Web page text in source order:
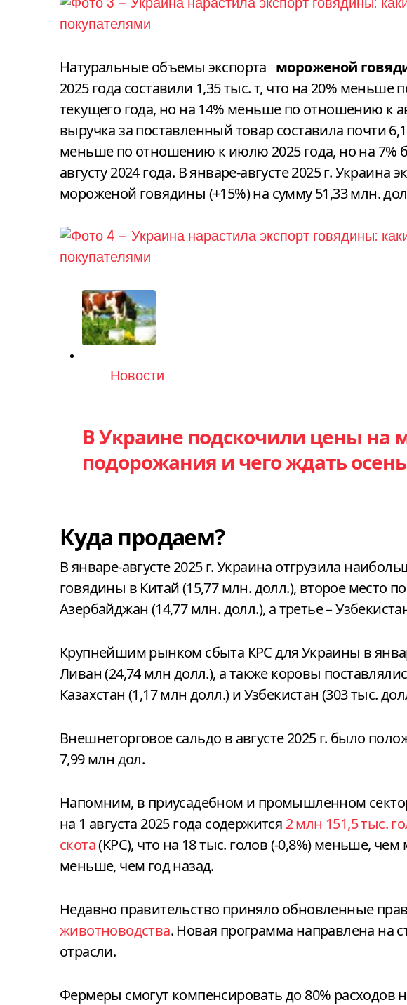
Натуральные объемы экспорта мороженой
2025 года составили 1,35 тыс. т, что на 20%
текущего года, но на 14% меньше по отношению к
выручка за поставленный товар составила почти
меньше по отношению к июлю 2025 года, но на
августу 2024 года. В январе-августе 2025 г. Украина
мороженой говядины (+15%) на сумму 51,33 млн.
Категория
Новости
В Украине подскочили цены на
подорожания и чего ждать
Куда продаем?
В январе-августе 2025 г. Украина отгрузила
говядины в Китай (15,77 млн. долл.), второе место
Азербайджан (14,77 млн. долл.), а третье –
Крупнейшим рынком сбыта КРС для Украины в
Ливан (24,74 млн долл.), а также коровы
Казахстан (1,17 млн долл.) и Узбекистан (303 тыс.
Внешнеторговое сальдо в августе 2025 г. было
7,99 млн дол.
Напомним, в приусадебном и промышленном
на 1 августа 2025 года содержится 2 млн 151,5 тыс.
скота(КРС), что на 18 тыс. голов (-0,8%) меньше, чем
меньше, чем год назад.
Недавно правительство приняло обновленные
животноводства. Новая программа направлена на
отрасли.
Фермеры смогут компенсировать до 80%